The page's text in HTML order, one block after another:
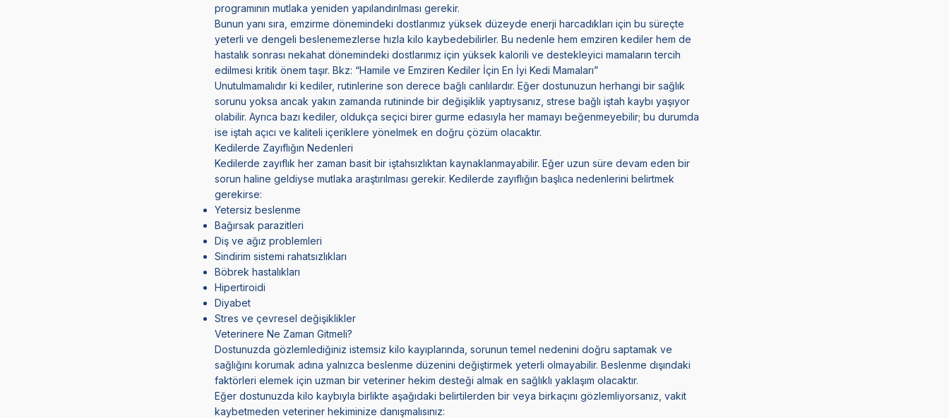
programının mutlaka yeniden yapılandırılması gerekir.
Bunun yanı sıra, emzirme dönemindeki dostlarımız yüksek düzeyde enerji harcadıkları için bu süreçte
yeterli ve dengeli beslenemezlerse hızla kilo kaybedebilirler. Bu nedenle hem emziren kediler hem de
hastalık sonrası nekahat dönemindeki dostlarımız için yüksek kalorili ve destekleyici mamaların tercih
edilmesi kritik önem taşır. Bkz: “Hamile ve Emziren Kediler İçin En İyi Kedi Mamaları”
Unutulmamalıdır ki kediler, rutinlerine son derece bağlı canlılardır. Eğer dostunuzun herhangi bir sağlık
sorunu yoksa ancak yakın zamanda rutininde bir değişiklik yaptıysanız, strese bağlı iştah kaybı yaşıyor
olabilir. Ayrıca bazı kediler, oldukça seçici birer gurme edasıyla her mamayı beğenmeyebilir; bu durumda
ise iştah açıcı ve kaliteli içeriklere yönelmek en doğru çözüm olacaktır.
Kedilerde Zayıflığın Nedenleri
Kedilerde zayıflık her zaman basit bir iştahsızlıktan kaynaklanmayabilir. Eğer uzun süre devam eden bir
sorun haline geldiyse mutlaka araştırılması gerekir. Kedilerde zayıflığın başlıca nedenlerini belirtmek
gerekirse:
Yetersiz beslenme
Bağırsak parazitleri
Diş ve ağız problemleri
Sindirim sistemi rahatsızlıkları
Böbrek hastalıkları
Hipertiroidi
Diyabet
Stres ve çevresel değişiklikler
Veterinere Ne Zaman Gitmeli?
Dostunuzda gözlemlediğiniz istemsiz kilo kayıplarında, sorunun temel nedenini doğru saptamak ve
sağlığını korumak adına yalnızca beslenme düzenini değiştirmek yeterli olmayabilir. Beslenme dışındaki
faktörleri elemek için uzman bir veteriner hekim desteği almak en sağlıklı yaklaşım olacaktır.
Eğer dostunuzda kilo kaybıyla birlikte aşağıdaki belirtilerden bir veya birkaçını gözlemliyorsanız, vakit
kaybetmeden veteriner hekiminize danışmalısınız: